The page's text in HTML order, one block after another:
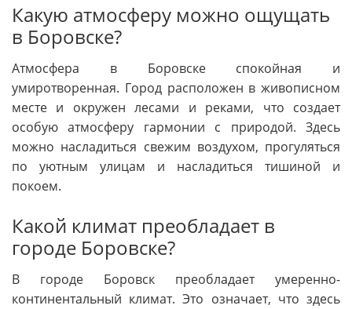
Какую атмосферу можно ощущать
в Боровске?
Атмосфера в Боровске спокойная и
умиротворенная. Город расположен в живописном
месте и окружен лесами и реками, что создает
особую атмосферу гармонии с природой. Здесь
можно насладиться свежим воздухом, прогуляться
по уютным улицам и насладиться тишиной и
покоем.
Какой климат преобладает в
городе Боровске?
В городе Боровск преобладает умеренно-
континентальный климат. Это означает, что здесь